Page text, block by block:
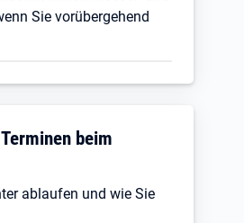
Sie vorübergehend
beim
ablaufen und wie Sie